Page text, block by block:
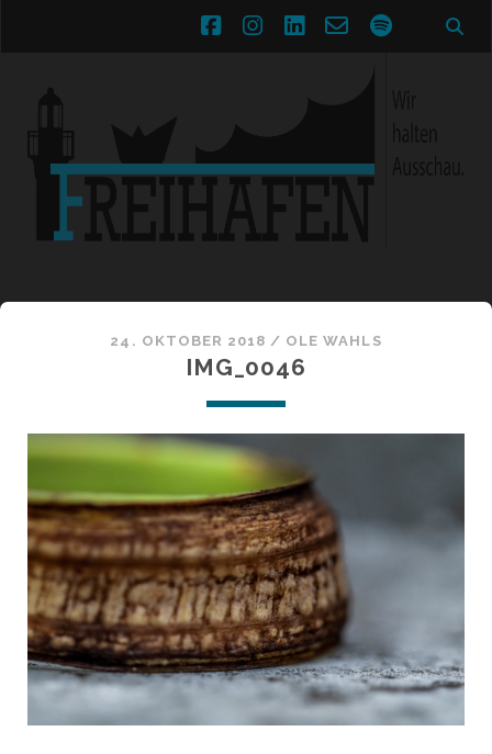
facebookinstagram
linkedin
email-spotify
24. OKTOBER 2018 / OLE WAHLS
IMG_0046